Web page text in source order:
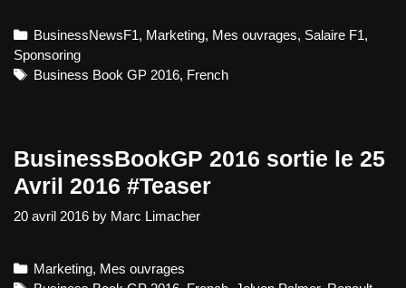
J-
–
Categories
BusinessNewsF1, Marketing, Mes ouvrages, Salaire F1,
Sponsoring
Tags
Business Book GP 2016, French
BusinessBookGP 2016 sortie le 25
Avril 2016 #Teaser
20 avril 2016 by Marc Limacher
Categories
Marketing, Mes ouvrages